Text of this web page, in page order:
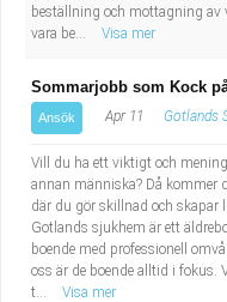
beställning och mottagning av
vara be...
Visa mer
Sommarjobb som Kock
Ansök Apr 11 Gotlands
Vill du ha ett viktigt och
annan människa? Då kommer
där du gör skillnad och skapar
Gotlands sjukhem är ett
boende med professionell
oss är de boende alltid i fokus.
t...
Visa mer